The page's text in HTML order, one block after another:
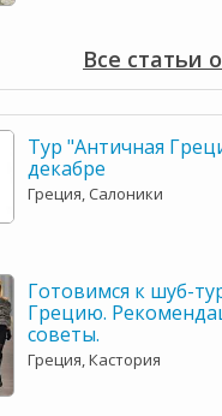
Все статьи
Тур "Античная
декабре
Греция, Салоники
Готовимся к шуб-
Грецию.
советы.
Греция, Кастория